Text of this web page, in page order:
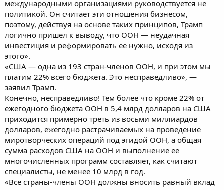
международными организациями руководствуется не
политикой. Он считает эти отношения бизнесом,
поэтому, действуя на основе таких принципов, Трамп
логично пришел к выводу, что ООН — неудачная
инвестиция и реформировать ее нужно, исходя из
этого».
«США — одна из 193 стран-членов ООН, и при этом мы
платим 22% всего бюджета. Это несправедливо», —
заявил Трамп.
Конечно, несправедливо! Тем более что кроме 22% от
ежегодного бюджета ООН в 5,4 млрд долларов на США
приходится примерно треть из восьми миллиардов
долларов, ежегодно растрачиваемых на проведение
миротворческих операций под эгидой ООН, а общая
сумма расходов США на ООН и выполнение ее
многочисленных программ составляет, как считают
специалисты, не менее 10 млрд в год.
«Все страны-члены ООН должны вносить равный вклад